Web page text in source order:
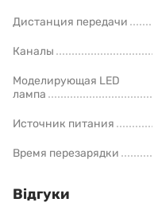
Дистанция передачи
Каналы
Моделирующая LED
лампа
Источник питания
Время перезарядки
Відгуки